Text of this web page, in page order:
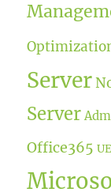
Server
Server
Office365